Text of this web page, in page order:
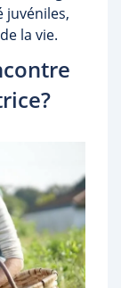
juvéniles,
la vie.